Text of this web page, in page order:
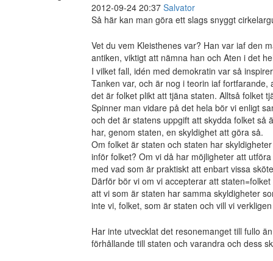
2012-09-24 20:37 Salvator
Så här kan man göra ett slags snyggt
Vet du vem Kleisthenes var? Han var iaf den
antiken, viktigt att nämna han och Aten i det
I vilket fall, idén med demokratin var så
Tanken var, och är nog i teorin iaf
det är folket plikt att tjäna staten. Alltså folket
Spinner man vidare på det hela bör vi enligt
och det är statens uppgift att skydda folket så
har, genom staten, en skyldighet att göra så.
Om folket är staten och staten har
inför folket? Om vi då har möjligheter att
med vad som är praktiskt att enbart vissa
Därför bör vi om vi accepterar att
att vi som är staten har samma skyldigheter
inte vi, folket, som är staten och vill vi
Har inte utvecklat det resonemanget till fullo
förhållande till staten och varandra och dess